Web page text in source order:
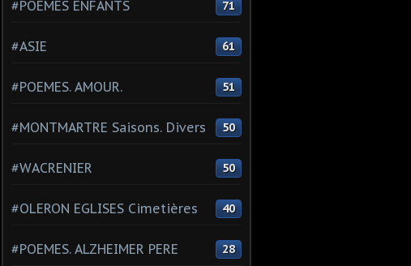
#POEMES ENFANTS 71
#ASIE 61
#POEMES. AMOUR. 51
#MONTMARTRE Saisons. Divers 50
#WACRENIER 50
#OLERON EGLISES Cimetières 40
#POEMES. ALZHEIMER PERE 28